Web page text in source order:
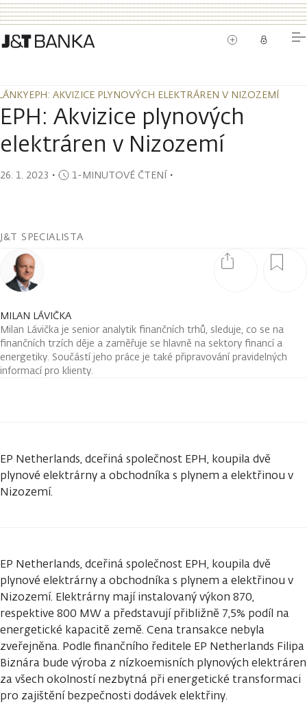
EPH: AKVIZICE PLYNOVÝCH ELEKTRÁREN V NIZOZEMÍ
EPH: AKVIZICE PLYNOVÝCH ELEKTRÁREN V NIZOZEMÍ
EPH: Akvizice plynových
elektráren v Nizozemí
26. 1. 2023 ・ 1-MINUTOVÉ ČTENÍ・
J&T SPECIALISTA
MILAN LÁVIČKA
Milan Lávička je senior analytik finančních trhů, sleduje, co se na
finančních trzích děje a zaměřuje se hlavně na sektory financí a
energetiky. Součástí jeho práce je také připravování pravidelných
informací pro klienty.
EP Netherlands, dceřiná společnost EPH, koupila dvě
plynové elektrárny a obchodníka s plynem a elektřinou v
Nizozemí.
EP Netherlands, dceřiná společnost EPH, koupila dvě
plynové elektrárny a obchodníka s plynem a elektřinou v
Nizozemí. Elektrárny mají instalovaný výkon 870,
respektive 800 MW a představují přibližně 7,5% podíl na
energetické kapacitě země. Cena transakce nebyla
zveřejněna. Podle finančního ředitele EP Netherlands Filipa
Biznára bude výroba z nízkoemisních plynových elektráren
za všech okolností nezbytná při energetické transformaci
pro zajištění bezpečnosti dodávek elektřiny.